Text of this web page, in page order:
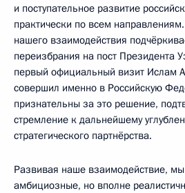
и поступательное развитие
практически по всем
нашего взаимодействия
переизбрания на пост Президента
первый официальный визит Ислам
совершил именно в Российскую
признательны за это решение,
стремление к дальнейшему
стратегического партнёрства.
Развивая наше взаимодействие,
амбициозные, но вполне